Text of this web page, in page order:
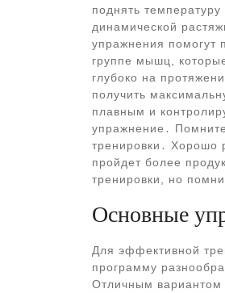
поднять
динамической
упражнения помогут
группе мышц,
глубоко на
получить
плавным и
упражнение․
тренировки․ Хорошо
пройдет более
тренировки, но
Основные
Для эффективной
программу
Отличным вариантом